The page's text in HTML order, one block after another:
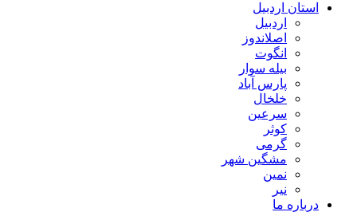
استان اردبیل
اردبیل
اصلاندوز
انگوت
بیله سوار
پارس آباد
خلخال
سرعین
کوثر
گرمی
مشگین شهر
نمین
نیر
درباره ما